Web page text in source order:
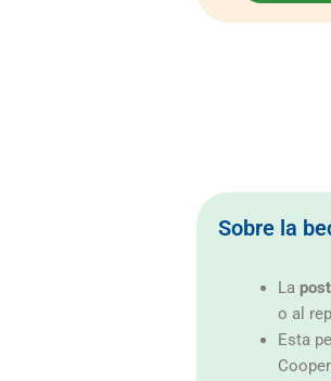
Sobre la
La
o al
Esta